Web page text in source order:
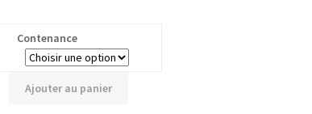
Contenance
Ajouter au panier